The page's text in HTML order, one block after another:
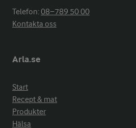
Telefon:08−789 50 00
Kontakta oss
Arla.se
Start
Recept & mat
Produkter
Hälsa